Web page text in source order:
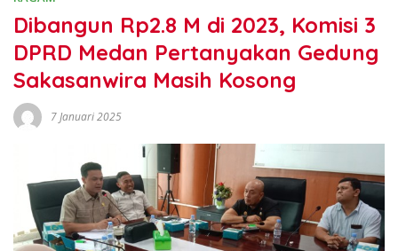
Dibangun Rp2.8 M di 2023, Komisi 3
DPRD Medan Pertanyakan Gedung
Sakasanwira Masih Kosong
7 Januari 2025